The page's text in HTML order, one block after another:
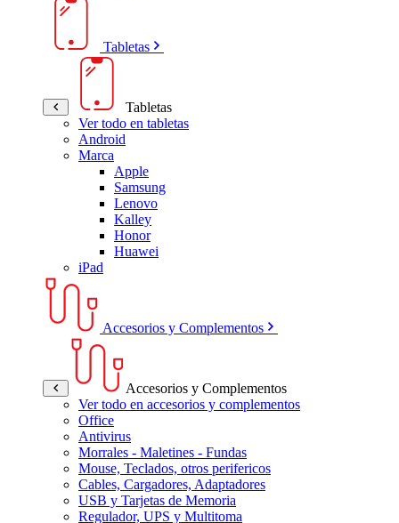
Tabletas
Tabletas
Ver todo en tabletas
Android
Marca
Apple
Samsung
Lenovo
Kalley
Honor
Huawei
iPad
Accesorios y Complementos
Accesorios y Complementos
Ver todo en accesorios y complementos
Office
Antivirus
Morrales - Maletines - Fundas
Mouse, Teclados, otros perifericos
Cables, Cargadores, Adaptadores
USB y Tarjetas de Memoria
Regulador, UPS y Multitoma